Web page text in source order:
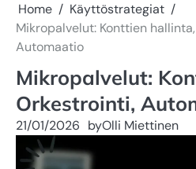
Home
Käyttöstrategiat
Mikropalvelut: Konttien
Automaatio
Mikropalvelut:
Orkestrointi,
21/01/2026 byOlli Miettinen